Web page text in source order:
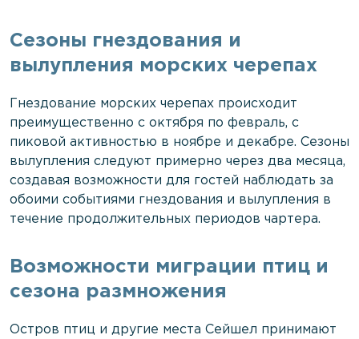
Сезоны гнездования и
вылупления морских черепах
Гнездование морских черепах происходит
преимущественно с октября по февраль, с
пиковой активностью в ноябре и декабре. Сезоны
вылупления следуют примерно через два месяца,
создавая возможности для гостей наблюдать за
обоими событиями гнездования и вылупления в
течение продолжительных периодов чартера.
Возможности миграции птиц и
сезона размножения
Остров птиц и другие места Сейшел принимают